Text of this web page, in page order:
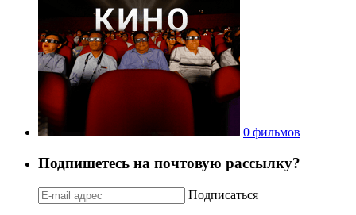
0 фильмов
Подпишетесь на почтовую рассылку?
Подписаться